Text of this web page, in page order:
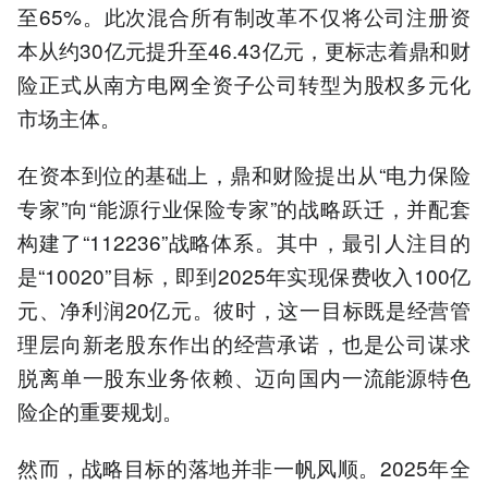
至65%。此次混合所有制改革不仅将公司注册资
本从约30亿元提升至46.43亿元，更标志着鼎和财
险正式从南方电网全资子公司转型为股权多元化
市场主体。
在资本到位的基础上，鼎和财险提出从“电力保险
专家”向“能源行业保险专家”的战略跃迁，并配套
构建了“112236”战略体系。其中，最引人注目的
是“10020”目标，即到2025年实现保费收入100亿
元、净利润20亿元。彼时，这一目标既是经营管
理层向新老股东作出的经营承诺，也是公司谋求
脱离单一股东业务依赖、迈向国内一流能源特色
险企的重要规划。
然而，战略目标的落地并非一帆风顺。2025年全